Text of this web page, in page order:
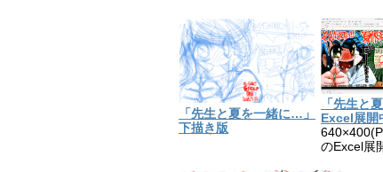
「先生と夏を一緒に…」
下描き版
「先生と
Excel展開
のExcel展